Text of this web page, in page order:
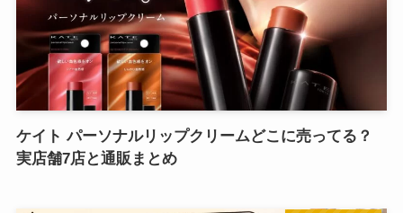
ケイト パーソナルリップクリームどこに売ってる？
実店舗7店と通販まとめ